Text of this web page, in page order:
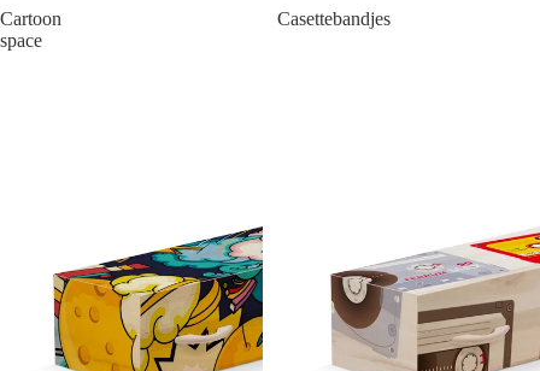
Cartoon
space
Casettebandjes